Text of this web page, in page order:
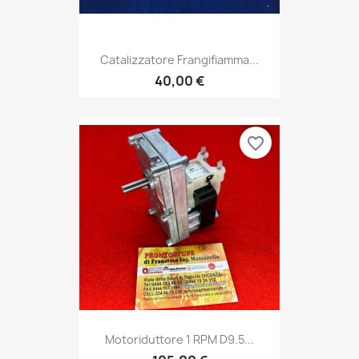
Catalizzatore Frangifiamma...
40,00 €
Motoriduttore 1 RPM D9.5...
favorite_border